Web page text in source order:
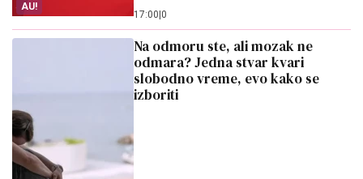
AU!
17:00 0
Na odmoru ste, ali mozak ne
odmara? Jedna stvar kvari
slobodno vreme, evo kako se
izboriti